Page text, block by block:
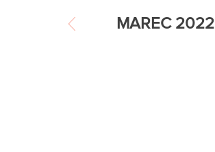
MAREC 2022